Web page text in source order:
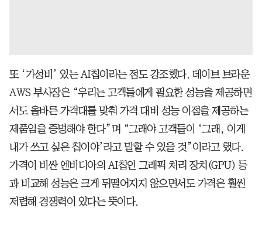
또 ‘가성비’ 있는 AI칩이라는 점도 강조했다. 데이브 브라운
AWS 부사장은 “우리는 고객들에게 필요한 성능을 제공하면
서도 올바른 가격대를 맞춰 가격 대비 성능 이점을 제공하는
제품임을 증명해야 한다”며 “그래야 고객들이 ‘그래, 이게
내가 쓰고 싶은 칩이야’라고 말할 수 있을 것”이라고 했다.
가격이 비싼 엔비디아의 AI칩인 그래픽 처리 장치(GPU) 등
과 비교해 성능은 크게 뒤떨어지지 않으면서도 가격은 훨씬
저렴해 경쟁력이 있다는 뜻이다.